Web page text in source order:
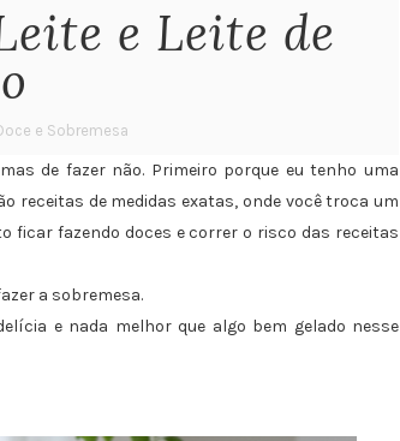
e Leite de
e Sobremesa
de fazer não. Primeiro porque eu tenho uma
receitas de medidas exatas, onde você troca um
ficar fazendo doces e correr o risco das receitas
a sobremesa.
e nada melhor que algo bem gelado nesse